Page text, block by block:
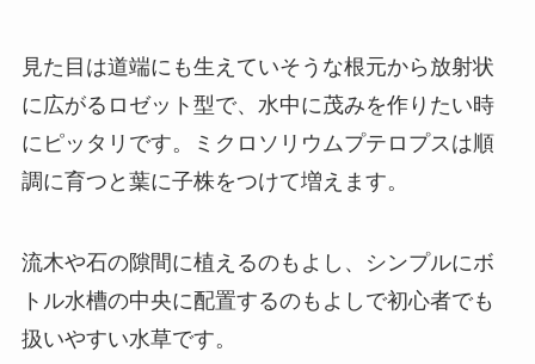
見た目は道端にも生えていそうな根元から放射状
に広がるロゼット型で、水中に茂みを作りたい時
にピッタリです。ミクロソリウムプテロプスは順
調に育つと葉に子株をつけて増えます。
流木や石の隙間に植えるのもよし、シンプルにボ
トル水槽の中央に配置するのもよしで初心者でも
扱いやすい水草です。